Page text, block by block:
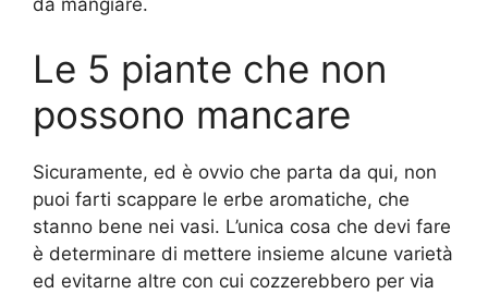
Le 5 piante che non
possono mancare
Sicuramente, ed è ovvio che parta da qui, non
puoi farti scappare le erbe aromatiche, che
stanno bene nei vasi. L’unica cosa che devi fare
è determinare di mettere insieme alcune varietà
ed evitarne altre con cui cozzerebbero per via